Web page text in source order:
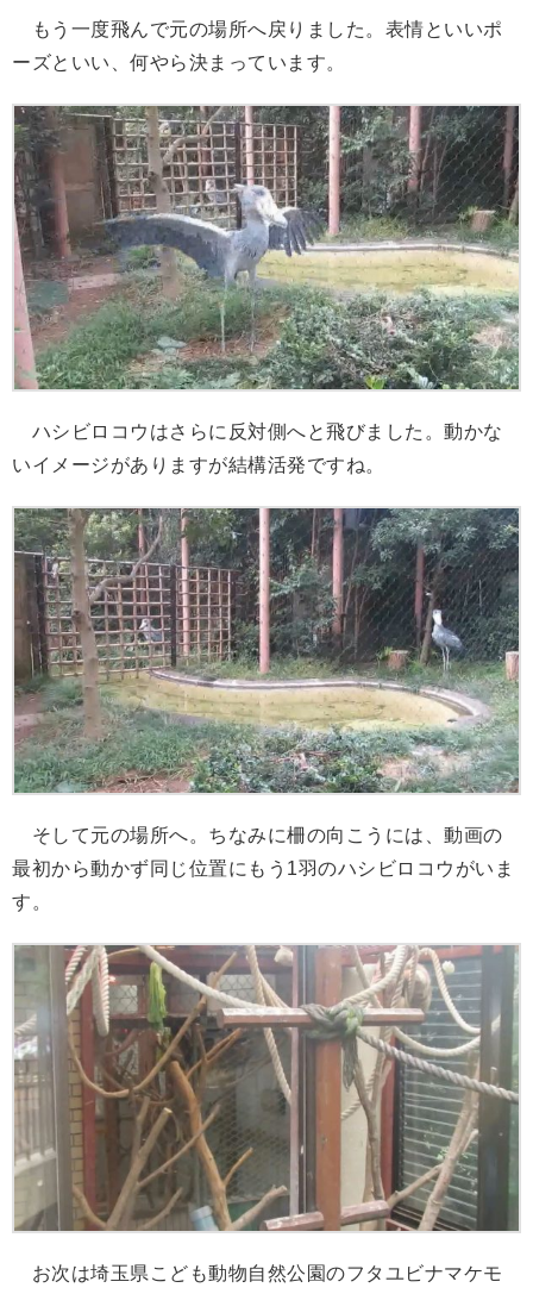
もう一度飛んで元の場所へ戻りました。表情といいポ
ーズといい、何やら決まっています。
ハシビロコウはさらに反対側へと飛びました。動かな
いイメージがありますが結構活発ですね。
そして元の場所へ。ちなみに柵の向こうには、動画の
最初から動かず同じ位置にもう1羽のハシビロコウがいま
す。
お次は埼玉県こども動物自然公園のフタユビナマケモ